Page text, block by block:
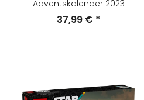
Adventskalender 2023
37,99 € *